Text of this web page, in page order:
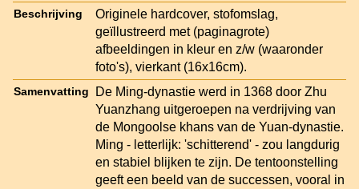
Beschrijving
Originele hardcover, stofomslag,
geïllustreerd met (paginagrote)
afbeeldingen in kleur en z/w (waaronder
foto's), vierkant (16x16cm).
Samenvatting
De Ming-dynastie werd in 1368 door Zhu
Yuanzhang uitgeroepen na verdrijving van
de Mongoolse khans van de Yuan-dynastie.
Ming - letterlijk: 'schitterend' - zou langdurig
en stabiel blijken te zijn. De tentoonstelling
geeft een beeld van de successen, vooral in